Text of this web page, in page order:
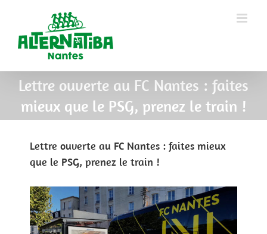
Lettre ouverte au FC Nantes : faites
mieux que le PSG, prenez le train !
Lettre ouverte au FC Nantes : faites mieux
que le PSG, prenez le train !
View
Larger
Image